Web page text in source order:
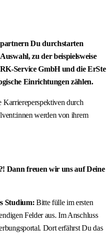
Du durchstarten
zu der beispielsweise
Service GmbH und die ErSte
Einrichtungen zählen.
durch
werden von ihrem
Dann freuen wir uns auf Deine
Studium: Bitte fülle im ersten
Felder aus. Im Anschluss
Dort erfährst Du das